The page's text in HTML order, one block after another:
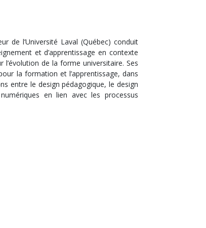
de l’Université Laval (Québec) conduit
et d’apprentissage en contexte
de la forme universitaire. Ses
la formation et l’apprentissage, dans
entre le design pédagogique, le design
en lien avec les processus